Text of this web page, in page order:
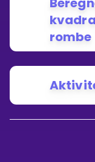
rombe